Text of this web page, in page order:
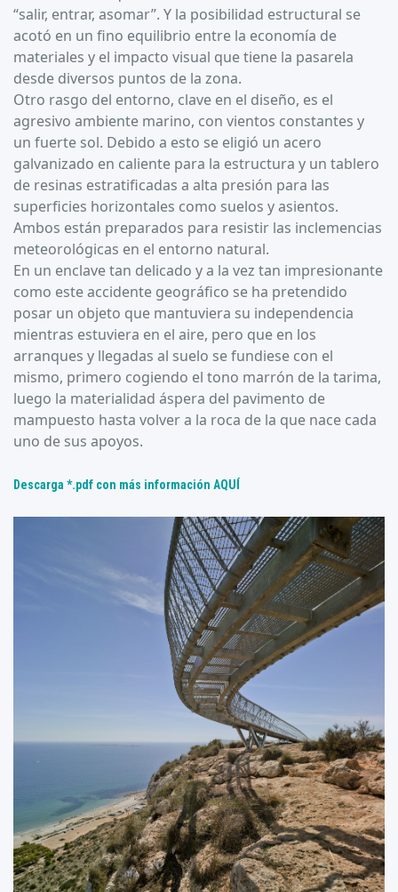
“salir, entrar, asomar”. Y la posibilidad estructural se
acotó en un fino equilibrio entre la economía de
materiales y el impacto visual que tiene la pasarela
desde diversos puntos de la zona.
Otro rasgo del entorno, clave en el diseño, es el
agresivo ambiente marino, con vientos constantes y
un fuerte sol. Debido a esto se eligió un acero
galvanizado en caliente para la estructura y un tablero
de resinas estratificadas a alta presión para las
superficies horizontales como suelos y asientos.
Ambos están preparados para resistir las inclemencias
meteorológicas en el entorno natural.
En un enclave tan delicado y a la vez tan impresionante
como este accidente geográfico se ha pretendido
posar un objeto que mantuviera su independencia
mientras estuviera en el aire, pero que en los
arranques y llegadas al suelo se fundiese con el
mismo, primero cogiendo el tono marrón de la tarima,
luego la materialidad áspera del pavimento de
mampuesto hasta volver a la roca de la que nace cada
uno de sus apoyos.
Descarga *.pdf con más información AQUÍ